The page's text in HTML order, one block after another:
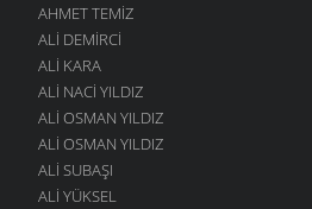
AHMET TEMIZ
ALI DEMIRCI
ALI KARA
ALI NACI YILDIZ
ALI OSMAN YILDIZ
ALI OSMAN YILDIZ
ALI SUBAŞI
ALI YÜKSEL